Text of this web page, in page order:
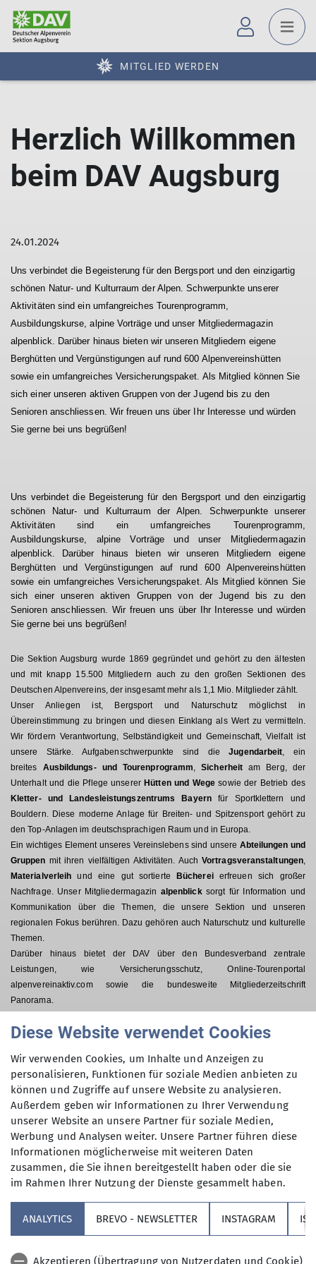
MITGLIED WERDEN
Herzlich Willkommen
beim DAV Augsburg
24.01.2024
Uns verbindet die Begeisterung für den Bergsport und den einzigartig
schönen Natur- und Kulturraum der Alpen. Schwerpunkte unserer
Aktivitäten sind ein umfangreiches Tourenprogramm,
Ausbildungskurse, alpine Vorträge und unser Mitgliedermagazin
alpenblick. Darüber hinaus bieten wir unseren Mitgliedern eigene
Berghütten und Vergünstigungen auf rund 600 Alpenvereinshütten
sowie ein umfangreiches Versicherungspaket. Als Mitglied können Sie
sich einer unseren aktiven Gruppen von der Jugend bis zu den
Senioren anschliessen. Wir freuen uns über Ihr Interesse und würden
Sie gerne bei uns begrüßen!
Uns verbindet die Begeisterung für den Bergsport und den einzigartig
schönen Natur- und Kulturraum der Alpen. Schwerpunkte unserer
Aktivitäten sind ein umfangreiches Tourenprogramm,
Ausbildungskurse, alpine Vorträge und unser Mitgliedermagazin
alpenblick. Darüber hinaus bieten wir unseren Mitgliedern eigene
Berghütten und Vergünstigungen auf rund 600 Alpenvereinshütten
sowie ein umfangreiches Versicherungspaket. Als Mitglied können Sie
sich einer unseren aktiven Gruppen von der Jugend bis zu den
Senioren anschliessen. Wir freuen uns über Ihr Interesse und würden
Sie gerne bei uns begrüßen!
Die Sektion Augsburg wurde 1869 gegründet und gehört zu den ältesten
und mit knapp 15.500 Mitgliedern auch zu den großen Sektionen des
Deutschen Alpenvereins, der insgesamt mehr als 1,1 Mio. Mitglieder zählt.
Unser Anliegen ist, Bergsport und Naturschutz möglichst in
Übereinstimmung zu bringen und diesen Einklang als Wert zu vermitteln.
Wir fördern Verantwortung, Selbständigkeit und Gemeinschaft, Vielfalt ist
unsere Stärke. Aufgabenschwerpunkte sind dieJugendarbeit, ein
breites Ausbildungs- und Tourenprogramm,Sicherheit am Berg, der
Unterhalt und die Pflege unserer Hütten und Wege sowie der Betrieb des
Kletter- und Landesleistungszentrums Bayernfür Sportklettern und
Bouldern. Diese moderne Anlage für Breiten- und Spitzensport gehört zu
den Top-Anlagen im deutschsprachigen Raum und in Europa.
Ein wichtiges Element unseres Vereinslebens sind unsere Abteilungen und
Gruppen mit ihren vielfältigen Aktivitäten. AuchVortragsveranstaltungen,
Materialverleih und eine gut sortierte Büchereierfreuen sich großer
Nachfrage. Unser Mitgliedermagazin alpenblicksorgt für Information und
Kommunikation über die Themen, die unsere Sektion und unseren
regionalen Fokus berühren. Dazu gehören auch Naturschutz und kulturelle
Themen.
Darüber hinaus bietet der DAV über den Bundesverband zentrale
Leistungen, wie Versicherungsschutz, Online-Tourenportal
alpenvereinaktiv.com sowie die bundesweite Mitgliederzeitschrift
Panorama.
Mitglieder. Mehr als 250 Mitstreiter bringen ihre Zeit, ihr Know-How und viel
Teams für unsere Gemeinschaft ein.Wertvolle Unterstützung und Arbeit
leistet dabei unsere Geschäftsstelle.
Wir laden Sie zum Mitmachen ein!
Sektion
Diese Website verwendet Cookies
Wir verwenden Cookies, um Inhalte und Anzeigen zu
personalisieren, Funktionen für soziale Medien anbieten zu
können und Zugriffe auf unsere Website zu analysieren.
Außerdem geben wir Informationen zu Ihrer Verwendung
unserer Website an unsere Partner für soziale Medien,
Werbung und Analysen weiter. Unsere Partner führen diese
Informationen möglicherweise mit weiteren Daten
zusammen, die Sie ihnen bereitgestellt haben oder die sie
im Rahmen Ihrer Nutzung der Dienste gesammelt haben.
ANALYTICS BREVO - NEWSLETTER INSTAGRAM
Akzeptieren (Übertragung von Nutzerdaten und Cookie)